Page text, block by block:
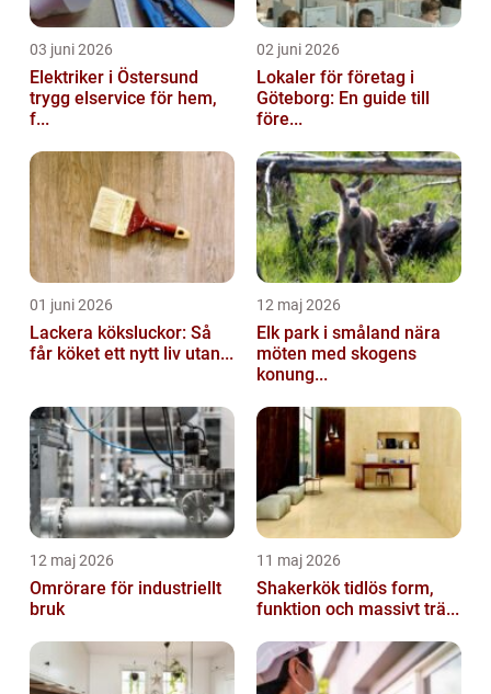
03 juni 2026
Elektriker i Östersund
trygg elservice för hem,
f...
02 juni 2026
Lokaler för företag i
Göteborg: En guide till
före...
01 juni 2026
Lackera köksluckor: Så
får köket ett nytt liv utan...
12 maj 2026
Elk park i småland nära
möten med skogens
konung...
12 maj 2026
Omrörare för industriellt
bruk
11 maj 2026
Shakerkök tidlös form,
funktion och massivt trä...